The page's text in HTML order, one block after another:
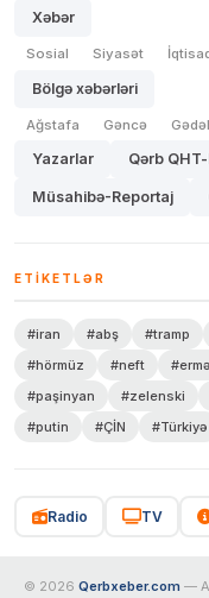
Xəbər
Sosial Siyasət
Bölgə xəbərləri
Ağstafa Gəncə
Yazarlar Qərb
Müsahibə-Reportaj
ETIKETLƏR
#iran #abş #tramp
#hörmüz
#neft
#paşinyan
#zelenski
#putin
#ÇİN #Türkiyə
Radio TV
© 2026 Qerbxeber.com —